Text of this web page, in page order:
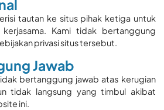
tautan ke situs pihak ketiga untuk
Kami tidak bertanggung
privasi situs tersebut.
Jawab
bertanggung jawab atas kerugian
tidak langsung yang timbul akibat
ini.